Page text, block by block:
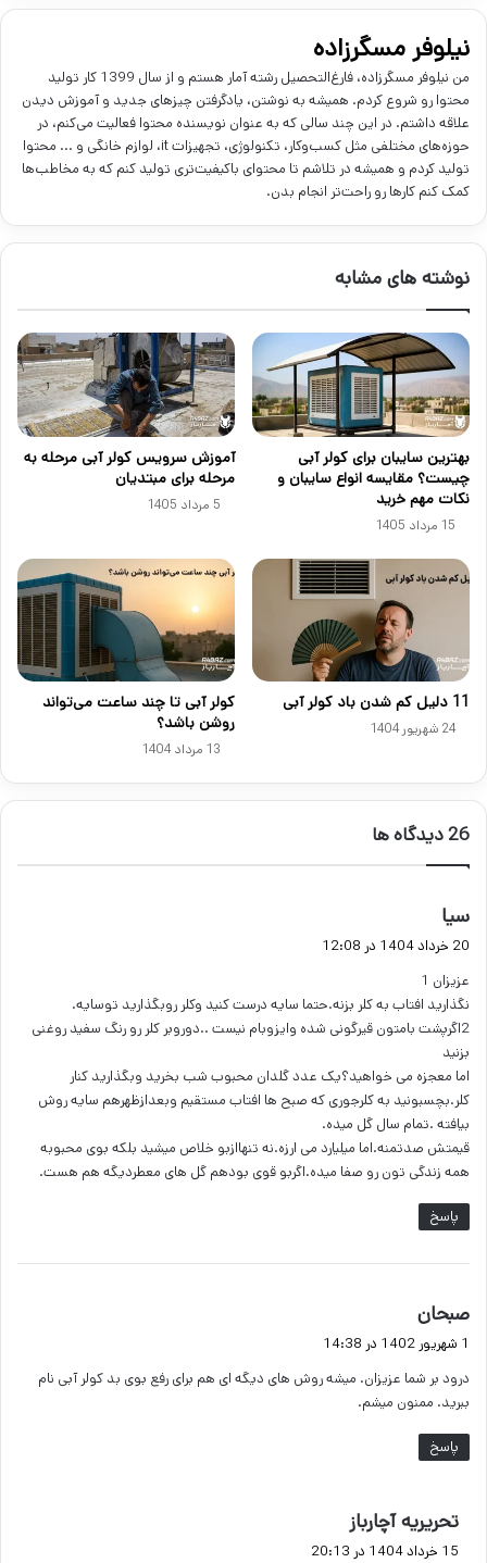
نیلوفر مسگرزاده
من نیلوفر مسگرزاده، فارغ‌التحصیل رشته آمار هستم و از سال 1399 کار تولید
محتوا رو شروع کردم. همیشه به نوشتن، یادگرفتن چیز‌های جدید و آموزش دیدن
علاقه داشتم. در این چند سالی که به عنوان نویسنده محتوا فعالیت می‌کنم، در
حوزه‌های مختلفی مثل کسب‌وکار، تکنولوژی، تجهیزات it، لوازم خانگی و ... محتوا
تولید کردم و همیشه در تلاشم تا محتوای باکیفیت‌تری تولید کنم که به مخاطب‌ها
کمک کنم کارها رو راحت‌تر انجام بدن.
نوشته های مشابه
بهترین سایبان برای کولر آبی
چیست؟ مقایسه انواع سایبان و
نکات مهم خرید
15 مرداد 1405
آموزش سرویس کولر آبی مرحله به
مرحله برای مبتدیان
5 مرداد 1405
11 دلیل کم شدن باد کولر آبی
24 شهریور 1404
کولر آبی تا چند ساعت می‌تواند
روشن باشد؟
13 مرداد 1404
‫26 دیدگاه ها
سیا
ت
:
20 خرداد 1404 در 12:08
عزیزان 1
نگذارید افتاب به کلر بزنه.حتما سایه درست کنید وکلر روبگذارید توسایه.
2اگرپشت بامتون قیرگونی شده وایزوبام نیست ..دوروبر کلر رو رنگ سفید روغنی
بزنید
اما معجزه می خواهید؟یک عدد گلدان محبوب شب بخرید وبگذارید کنار
کلر.بچسبونید به کلرجوری که صبح ها افتاب مستقیم وبعدازظهرهم سایه روش
بیافته .تمام سال گل میده.
قیمتش صدتمنه.اما میلیارد می ارزه.نه تنهاازبو خلاص میشید بلکه بوی محبوبه
همه زندگی تون رو صفا میده.اگربو قوی بودهم گل های معطردیگه هم هست.
پاسخ
صبحان
ف
:
1 شهریور 1402 در 14:38
درود بر شما عزیزان. میشه روش های دیگه ای هم برای رفع بوی بد کولر آبی نام
ببرید. ممنون میشم.
پاسخ
تحریریه آچارباز
ف
15 خرداد 1404 در 20:13